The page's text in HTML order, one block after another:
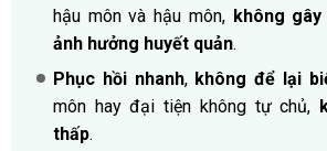
hậu môn và hậu môn, không
ảnh hưởng huyết quản.
Phục hồi nhanh, không để lại
môn hay đại tiện không tự chủ,
thấp.